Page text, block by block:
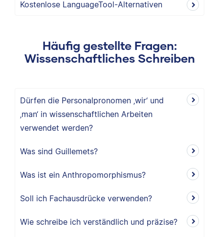
Kostenlose LanguageTool-Alternativen
Häufig gestellte Fragen:
Wissenschaftliches Schreiben
Dürfen die Personalpronomen ‚wir‘ und
‚man‘ in wissenschaftlichen Arbeiten
verwendet werden?
Was sind Guillemets?
Was ist ein Anthropomorphismus?
Soll ich Fachausdrücke verwenden?
Wie schreibe ich verständlich und präzise?